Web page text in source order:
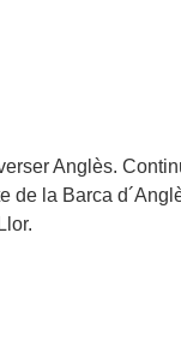
Anglès.
de la Barca